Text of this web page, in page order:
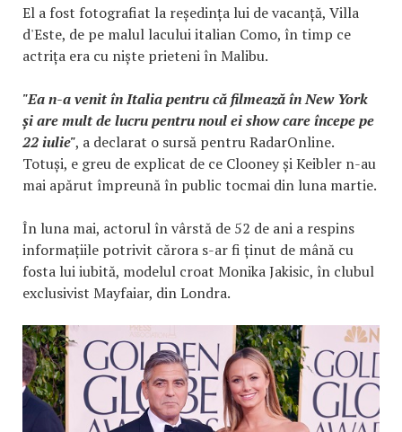
El a fost fotografiat la reședința lui de vacanță, Villa
d'Este, de pe malul lacului italian Como, în timp ce
actrița era cu niște prieteni în Malibu.
"Ea n-a venit în Italia pentru că filmează în New York
și are mult de lucru pentru noul ei show care începe pe
22 iulie", a declarat o sursă pentru RadarOnline.
Totuși, e greu de explicat de ce Clooney și Keibler n-au
mai apărut împreună în public tocmai din luna martie.
În luna mai, actorul în vârstă de 52 de ani a respins
informațiile potrivit cărora s-ar fi ținut de mână cu
fosta lui iubită, modelul croat Monika Jakisic, în clubul
exclusivist Mayfaiar, din Londra.